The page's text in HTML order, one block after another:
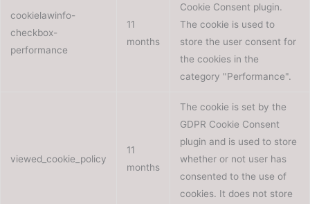
cookielawinfo-
checkbox-
performance
11
months
Cookie Consent plugin.
The cookie is used to
store the user consent for
the cookies in the
category "Performance".
viewed_cookie_policy
11
months
The cookie is set by the
GDPR Cookie Consent
plugin and is used to store
whether or not user has
consented to the use of
cookies. It does not store